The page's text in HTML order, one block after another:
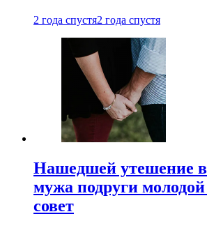
2 года спустя2 года спустя
Нашедшей утешение в
мужа подруги молодой
совет